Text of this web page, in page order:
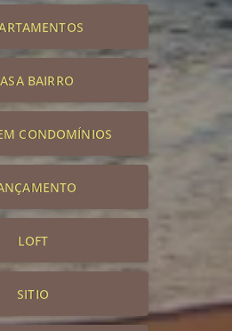
BAIRRO
CONDOMÍNIOS
LOFT
SITIO